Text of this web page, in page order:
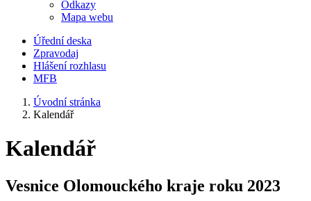
Odkazy
Mapa webu
Úřední deska
Zpravodaj
Hlášení rozhlasu
MFB
Úvodní stránka
Kalendář
Kalendář
Vesnice Olomouckého kraje roku 2023